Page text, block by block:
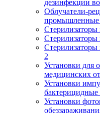
дезинфекции
Облучатели-
промышленные
Стерилизаторы
Стерилизаторы
2
Установки для
медицинских
Установки
бактерицидные
Установки